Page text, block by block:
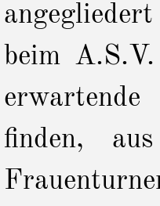
beim
finden,